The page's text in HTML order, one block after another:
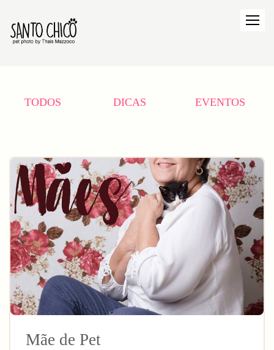
TODOS DICAS EVENTOS
Mãe de Pet